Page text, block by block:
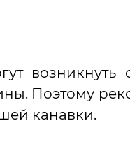
возникнуть
Поэтому
канавки.